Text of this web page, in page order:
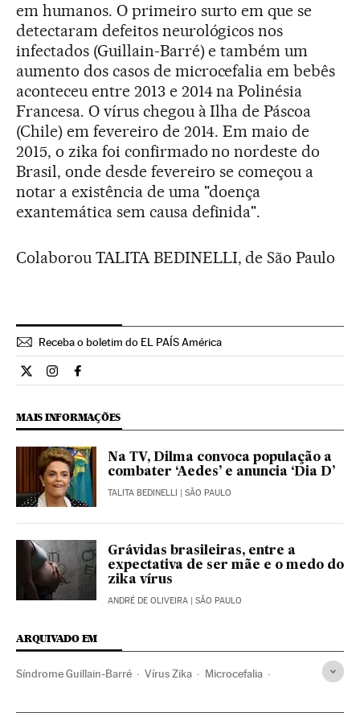
em humanos. O primeiro surto em que se
detectaram defeitos neurológicos nos
infectados (Guillain-Barré) e também um
aumento dos casos de microcefalia em bebês
aconteceu entre 2013 e 2014 na Polinésia
Francesa. O vírus chegou à Ilha de Páscoa
(Chile) em fevereiro de 2014. Em maio de
2015, o zika foi confirmado no nordeste do
Brasil, onde desde fevereiro se começou a
notar a existência de uma "doença
exantemática sem causa definida".
Colaborou TALITA BEDINELLI, de São Paulo
Receba o boletim do EL PAÍS América
Ciencia El País Brasil en Twitter
Ciencia El País Brasil en Instagram
Ciencia El País Brasil en Facebook
MAIS INFORMAÇÕES
Na TV, Dilma convoca população a
combater ‘Aedes’ e anuncia ‘Dia D’
TALITA BEDINELLI | SÃO PAULO
Grávidas brasileiras, entre a
expectativa de ser mãe e o medo do
zika vírus
ANDRÉ DE OLIVEIRA | SÃO PAULO
ARQUIVADO EM
Síndrome Guillain-Barré Vírus Zika Microcefalia